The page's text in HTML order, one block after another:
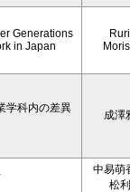
Generations
in Japan
学科内の差異
成澤
中易萌
松